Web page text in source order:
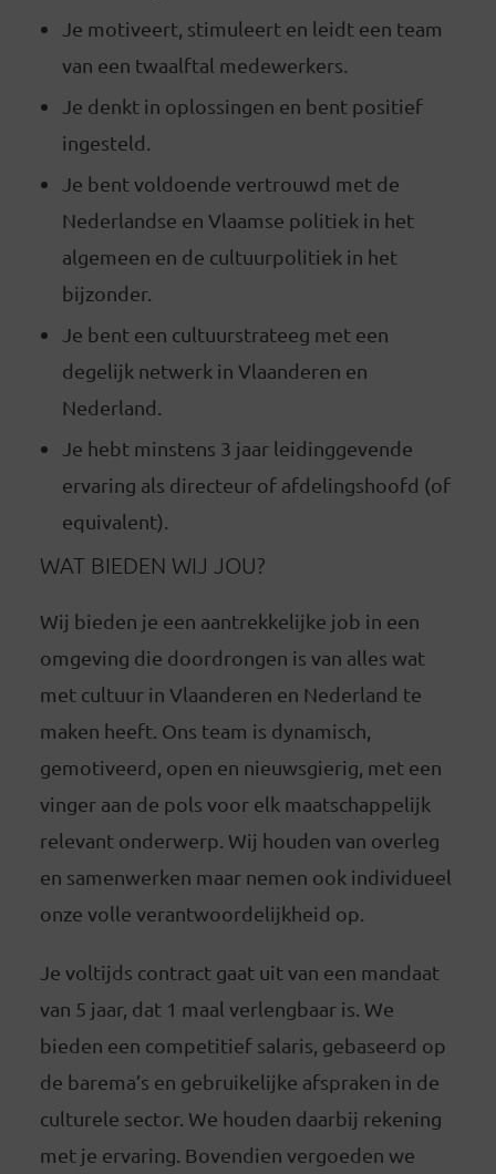
Je motiveert, stimuleert en leidt een team
van een twaalftal medewerkers.
Je denkt in oplossingen en bent positief
ingesteld.
Je bent voldoende vertrouwd met de
Nederlandse en Vlaamse politiek in het
algemeen en de cultuurpolitiek in het
bijzonder.
Je bent een cultuurstrateeg met een
degelijk netwerk in Vlaanderen en
Nederland.
Je hebt minstens 3 jaar leidinggevende
ervaring als directeur of afdelingshoofd (of
equivalent).
WAT BIEDEN WIJ JOU?
Wij bieden je een aantrekkelijke job in een
omgeving die doordrongen is van alles wat
met cultuur in Vlaanderen en Nederland te
maken heeft. Ons team is dynamisch,
gemotiveerd, open en nieuwsgierig, met een
vinger aan de pols voor elk maatschappelijk
relevant onderwerp. Wij houden van overleg
en samenwerken maar nemen ook individueel
onze volle verantwoordelijkheid op.
Je voltijds contract gaat uit van een mandaat
van 5 jaar, dat 1 maal verlengbaar is. We
bieden een competitief salaris, gebaseerd op
de barema’s en gebruikelijke afspraken in de
culturele sector. We houden daarbij rekening
met je ervaring. Bovendien vergoeden we